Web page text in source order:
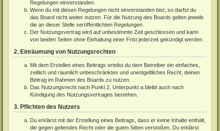
Regelungen einverstanden.
Wenn du mit diesen Regelungen nicht einverstanden bist, so darfst du
das Board nicht weiter nutzen. Für die Nutzung des Boards gelten jeweils
die an dieser Stelle veröffentlichten Regelungen.
Der Nutzungsvertrag wird auf unbestimmte Zeit geschlossen und kann
von beiden Seiten ohne Einhaltung einer Frist jederzeit gekündigt werden.
2. Einräumung von Nutzungsrechten
Mit dem Erstellen eines Beitrags erteilst du dem Betreiber ein einfaches,
zeitlich und räumlich unbeschränktes und unentgeltliches Recht, deinen
Beitrag im Rahmen des Boards zu nutzen.
Das Nutzungsrecht nach Punkt 2, Unterpunkt a bleibt auch nach
Kündigung des Nutzungsvertrages bestehen.
3. Pflichten des Nutzers
Du erklärst mit der Erstellung eines Beitrags, dass er keine Inhalte enthält,
die gegen geltendes Recht oder die guten Sitten verstoßen. Du erklärst